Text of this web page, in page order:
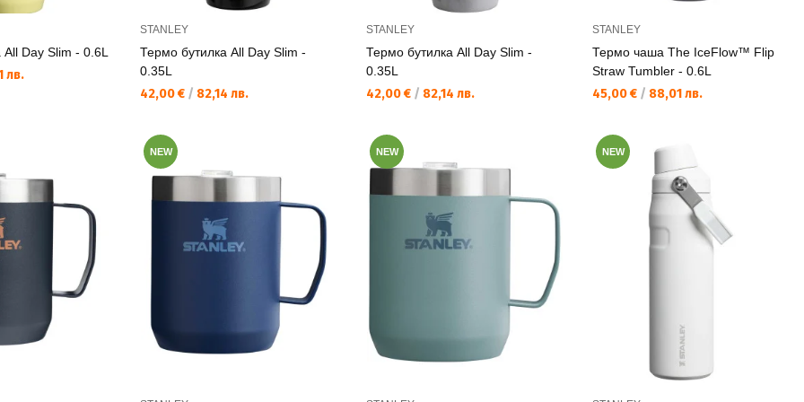
Day Slim - 0.6L
лв.
STANLEY
Термо бутилка All Day Slim -
0.35L
Текуща цена:
42,00 € / 82,14 лв.
STANLEY
Термо бутилка All Day Slim -
0.35L
Текуща цена:
42,00 € / 82,14 лв.
STANLEY
Термо чаша The IceFlow™ Flip
Straw Tumbler - 0.6L
Текуща цена:
45,00 € / 88,01 лв.
NEW NEW NEW